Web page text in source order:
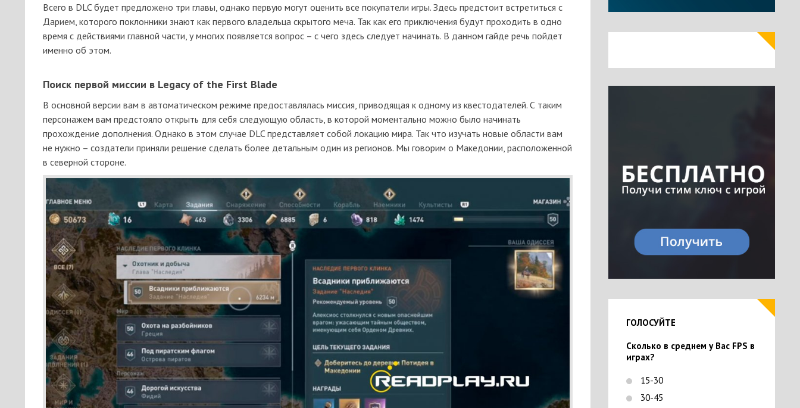
Всего в DLC будет предложено три главы, однако первую могут оценить все покупатели игры. Здесь предстоит встретиться с
Дарием, которого поклонники знают как первого владельца скрытого меча. Так как его приключения будут проходить в одно
время с действиями главной части, у многих появляется вопрос – с чего здесь следует начинать. В данном гайде речь пойдет
именно об этом.
Поиск первой миссии в Legacy of the First Blade
В основной версии вам в автоматическом режиме предоставлялась миссия, приводящая к одному из квестодателей. С таким
персонажем вам предстояло открыть для себя следующую область, в которой моментально можно было начинать
прохождение дополнения. Однако в этом случае DLC представляет собой локацию мира. Так что изучать новые области вам
не нужно – создатели приняли решение сделать более детальным один из регионов. Мы говорим о Македонии, расположенной
в северной стороне.
ГОЛОСУЙТЕ
Сколько в среднем у Вас FPS в
играх?
15-30
30-45